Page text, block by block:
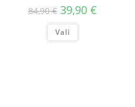
84,90€ Algne
hind
oli:
84,90 €.
39,90 €Praegune
hind
Vali
Sellel
on